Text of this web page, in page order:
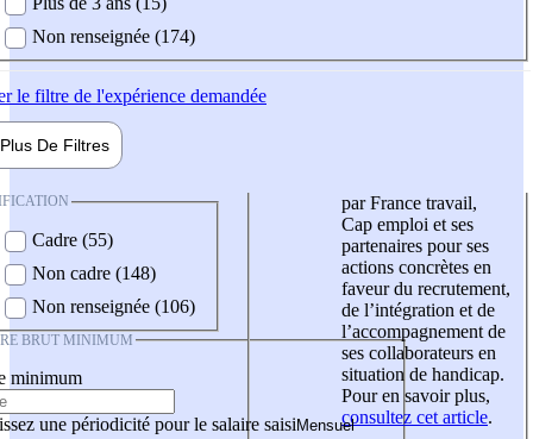
Non renseignée (174)
le filtre de l'expérience demandée
Plus De Filtres
Cadre (55)
Non cadre (148)
Non renseignée (106)
BRUT MINIMUM
minimum
une périodicité pour le salaire saisi
par France travail,
Cap emploi et ses
partenaires pour ses
actions concrètes en
faveur du recrutement,
de l’intégration et de
l’accompagnement de
ses collaborateurs en
situation de handicap.
Pour en savoir plus,
consultez cet article.